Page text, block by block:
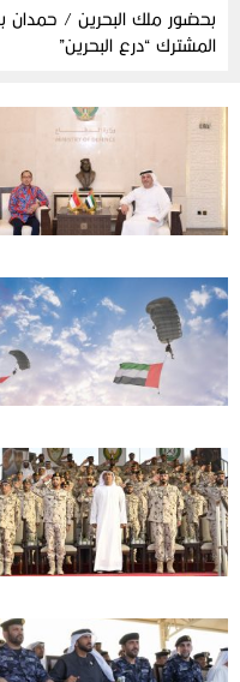
بحضور ملك البحرين /
المشترك “درع البحرين”